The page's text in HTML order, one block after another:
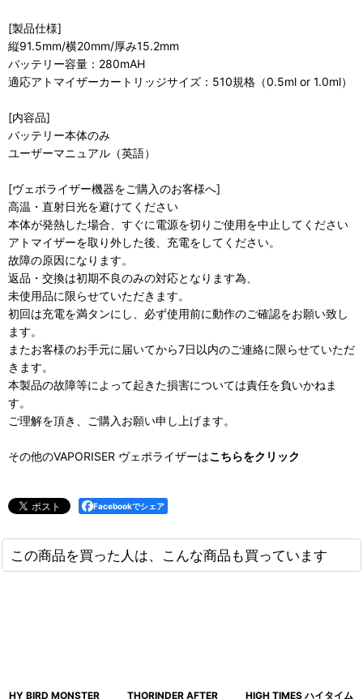
[製品仕様]
縦91.5mm/横20mm/厚み15.2mm
バッテリー容量：280mAH
適応アトマイザーカートリッジサイズ：510規格（0.5ml or 1.0ml）
[内容品]
バッテリー本体のみ
ユーザーマニュアル（英語）
[ヴェポライザー機器をご購入のお客様へ]
高温・直射日光を避けてください
本体が発熱した場合、すぐに電源を切りご使用を中止してください
アトマイザーを取り外した後、充電をしてください。
故障の原因になります。
返品・交換は初期不良のみの対応となります為、
未使用品に限らせていただきます。
初回は充電を満タンにし、必ず使用前に動作のご確認をお願い致し
ます。
またお客様のお手元に届いてから7日以内のご連絡に限らせていただ
きます。
本製品の故障等によって起きた損害については責任を負いかねま
す。
ご理解を頂き、ご購入お願い申し上げます。
その他のVAPORISER ヴェポライザーはこちらをクリック
Facebookでシェア
この商品を買った人は、こんな商品も買っています
HY BIRD MONSTER
THORINDER AFTER
HIGH TIMES ハイタイム